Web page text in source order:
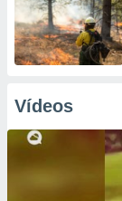
Vídeos